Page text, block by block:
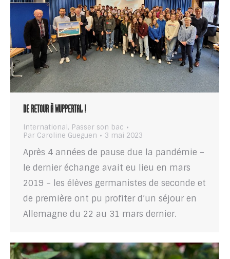
DE RETOUR À WUPPERTAL !
International, Passer son bac
Par Caroline Gueguen 3 mai 2023
Après 4 années de pause due la pandémie –
le dernier échange avait eu lieu en mars
2019 – les élèves germanistes de seconde et
de première ont pu profiter d’un séjour en
Allemagne du 22 au 31 mars dernier.